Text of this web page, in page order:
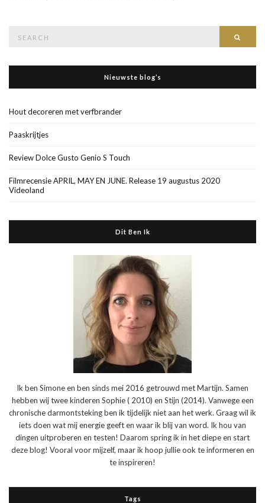
Nieuwste blog’s
Hout decoreren met verfbrander
Paaskrijtjes
Review Dolce Gusto Genio S Touch
Filmrecensie APRIL, MAY EN JUNE. Release 19 augustus 2020
Videoland
Dit Ben Ik
Ik ben Simone en ben sinds mei 2016 getrouwd met Martijn. Samen
hebben wij twee kinderen Sophie ( 2010) en Stijn (2014). Vanwege een
chronische darmontsteking ben ik tijdelijk niet aan het werk. Graag wil ik
iets doen wat mij energie geeft en waar ik blij van word. Ik hou van
dingen uitproberen en testen! Daarom spring ik in het diepe en start
deze blog! Vooral voor mijzelf, maar ik hoop jullie ook te informeren en
te inspireren!
Tags